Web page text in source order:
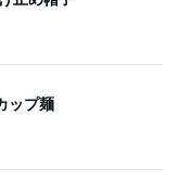
ップ麺